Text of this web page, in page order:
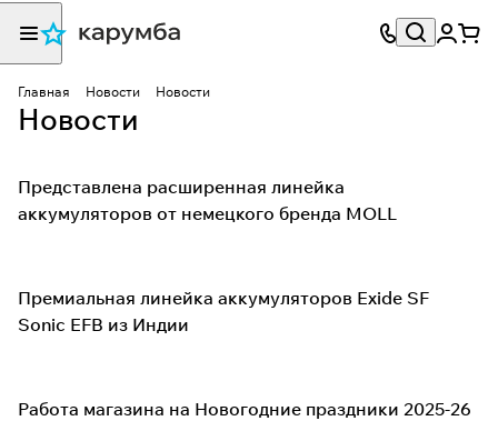
Главная Новости Новости
Новости
Представлена расширенная линейка
аккумуляторов от немецкого бренда MOLL
Премиальная линейка аккумуляторов Exide SF
Sonic EFB из Индии
Работа магазина на Новогодние праздники 2025-26